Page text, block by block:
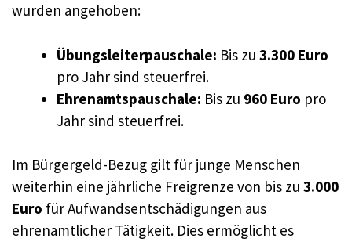
wurden angehoben:
Übungsleiterpauschale: Bis zu 3.300 Euro
pro Jahr sind steuerfrei.
Ehrenamtspauschale: Bis zu 960 Euro pro
Jahr sind steuerfrei.
Im Bürgergeld-Bezug gilt für junge Menschen
weiterhin eine jährliche Freigrenze von bis zu 3.000
Euro für Aufwandsentschädigungen aus
ehrenamtlicher Tätigkeit. Dies ermöglicht es